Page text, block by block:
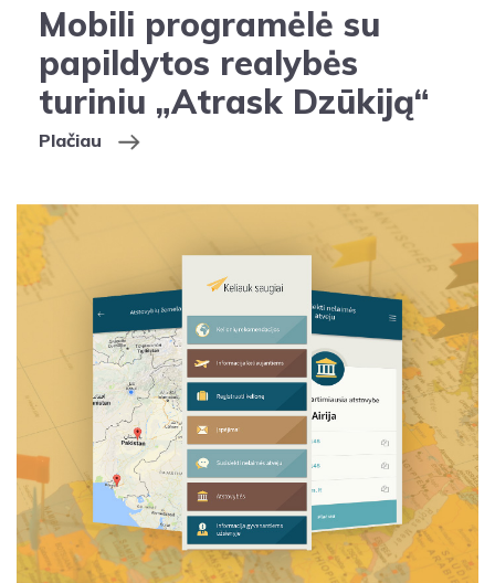
Mobili programėlė su
papildytos realybės
turiniu „Atrask Dzūkiją“
Plačiau